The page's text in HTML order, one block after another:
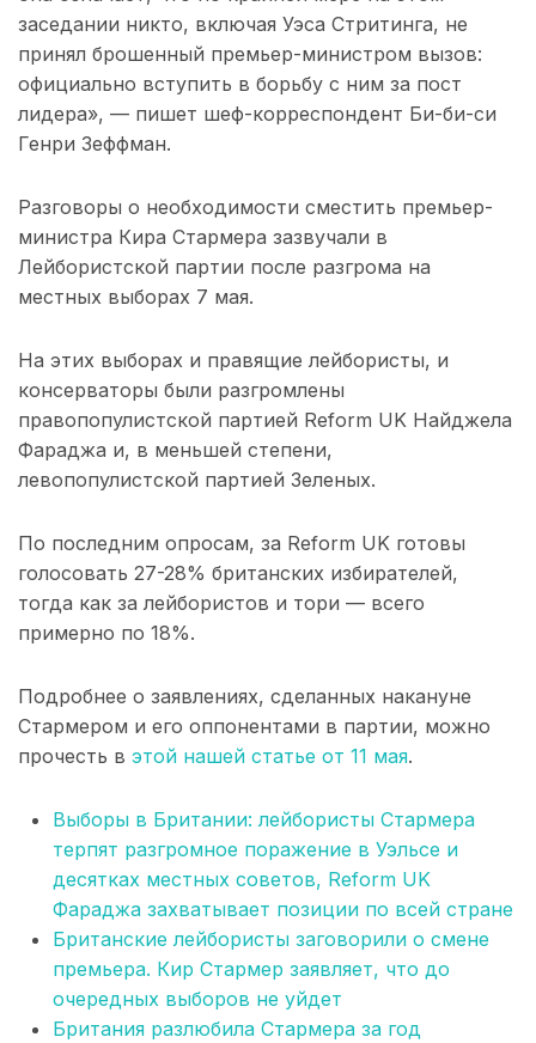
заседании никто, включая Уэса Стритинга, не
принял брошенный премьер-министром вызов:
официально вступить в борьбу с ним за пост
лидера», — пишет шеф-корреспондент Би-би-си
Генри Зеффман.
Разговоры о необходимости сместить премьер-
министра Кира Стармера зазвучали в
Лейбористской партии после разгрома на
местных выборах 7 мая.
На этих выборах и правящие лейбористы, и
консерваторы были разгромлены
правопопулистской партией Reform UK Найджела
Фараджа и, в меньшей степени,
левопопулистской партией Зеленых.
По последним опросам, за Reform UK готовы
голосовать 27-28% британских избирателей,
тогда как за лейбористов и тори — всего
примерно по 18%.
Подробнее о заявлениях, сделанных накануне
Стармером и его оппонентами в партии, можно
прочесть в этой нашей статье от 11 мая.
Выборы в Британии: лейбористы Стармера
терпят разгромное поражение в Уэльсе и
десятках местных советов, Reform UK
Фараджа захватывает позиции по всей стране
Британские лейбористы заговорили о смене
премьера. Кир Стармер заявляет, что до
очередных выборов не уйдет
Британия разлюбила Стармера за год